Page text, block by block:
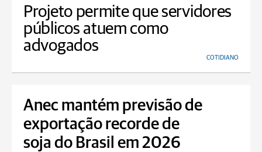
Projeto permite que servidores
públicos atuem como
advogados
COTIDIANO
Anec mantém previsão de
exportação recorde de
soja do Brasil em 2026